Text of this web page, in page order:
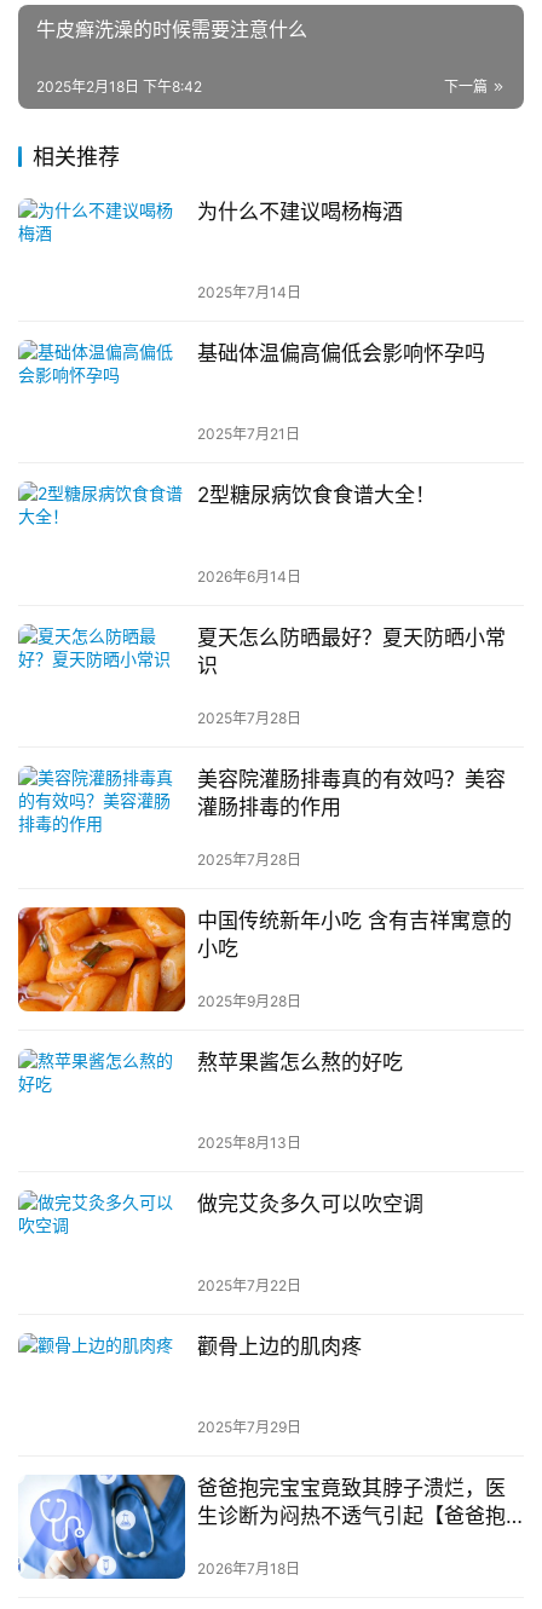
牛皮癣洗澡的时候需要注意什么
下一篇
2025年2月18日 下午8:42
相关推荐
为什么不建议喝杨梅酒
2025年7月14日
基础体温偏高偏低会影响怀孕吗
2025年7月21日
2型糖尿病饮食食谱大全！
2026年6月14日
夏天怎么防晒最好？夏天防晒小常
识
2025年7月28日
美容院灌肠排毒真的有效吗？美容
灌肠排毒的作用
2025年7月28日
中国传统新年小吃 含有吉祥寓意的
小吃
2025年9月28日
熬苹果酱怎么熬的好吃
2025年8月13日
做完艾灸多久可以吹空调
2025年7月22日
颧骨上边的肌肉疼
2025年7月29日
爸爸抱完宝宝竟致其脖子溃烂，医
生诊断为闷热不透气引起【爸爸抱
2026年7月18日